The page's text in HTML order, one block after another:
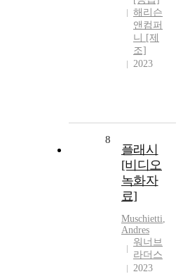
해리슨
앤컴퍼
니 [제
조]
2023
8
플래시
[비디오
녹화자
료]
Muschietti,
Andres
워너브
라더스
2023